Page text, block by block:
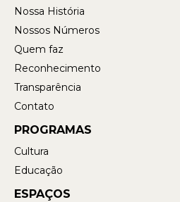
Nossa História
Nossos Números
Quem faz
Reconhecimento
Transparência
Contato
PROGRAMAS
Cultura
Educação
ESPAÇOS